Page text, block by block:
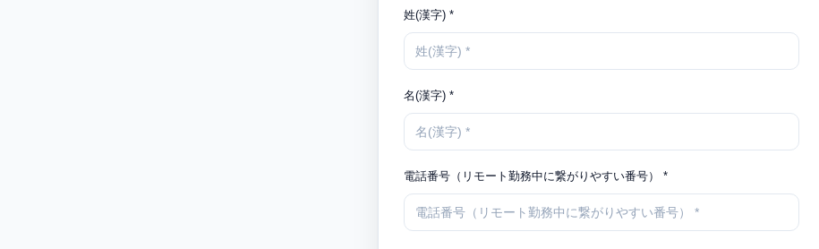
姓(漢字) *
名(漢字) *
電話番号（リモート勤務中に繋がりやすい番号） *